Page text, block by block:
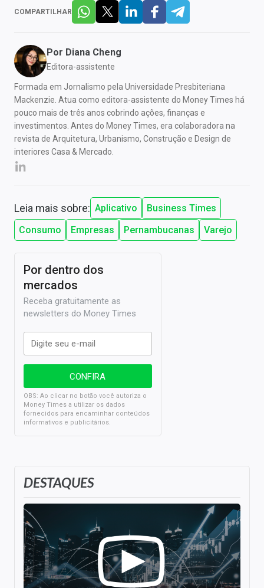
COMPARTILHAR
Por Diana Cheng
Editora-assistente
Formada em Jornalismo pela Universidade Presbiteriana
Mackenzie. Atua como editora-assistente do Money Times há
pouco mais de três anos cobrindo ações, finanças e
investimentos. Antes do Money Times, era colaboradora na
revista de Arquitetura, Urbanismo, Construção e Design de
interiores Casa & Mercado.
Leia mais sobre: Aplicativo
Business Times
Consumo
Empresas Pernambucanas Varejo
DESTAQUES
Por dentro dos
mercados
Receba gratuitamente as
newsletters do Money Times
OBS: Ao clicar no botão você autoriza o
Money Times a utilizar os dados
fornecidos para encaminhar conteúdos
informativos e publicitários.